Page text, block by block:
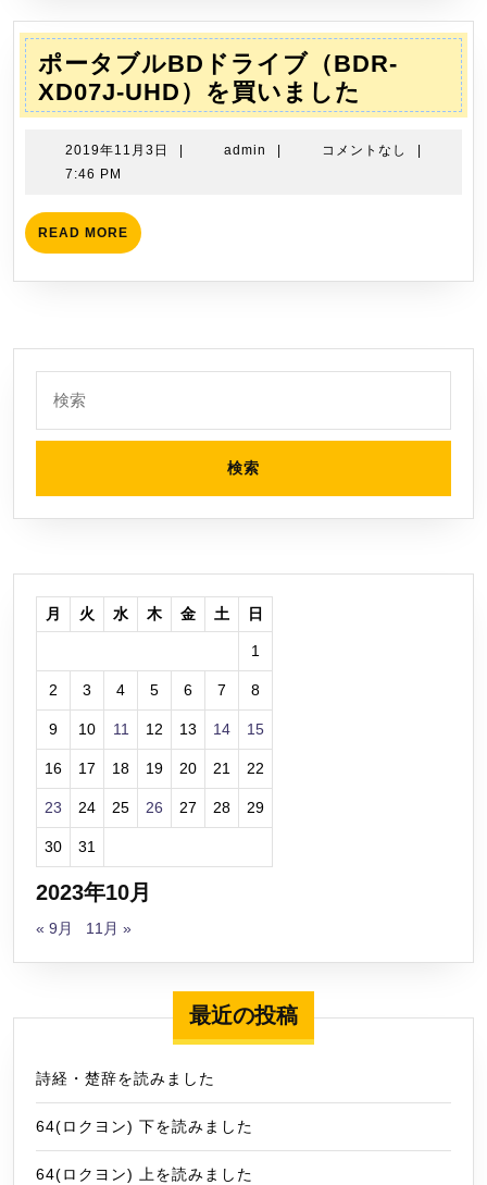
た
イ
コ
ン
セ
ッ
ま
た
ポータブルBDドライブ（BDR-
XD07J-UHD）を買いました
ー
タ
ラ
ブ
（BDR-
UHD）
い
し
2019年11月3日
2019
admin admin コメントなし
7:46 PM
READ MORE READ
MORE
索:
2023年10月
月 火 水 木 金 土 日
1
2 3 4 5 6 7 8
9 10 11 12 13 14 15
16 17 18 19 20 21 22
23 24 25 26 27 28 29
30 31
« 9月 11月 »
最近の投稿
詩経・楚辞を読みました
64(ロクヨン) 下を読みました
64(ロクヨン) 上を読みました